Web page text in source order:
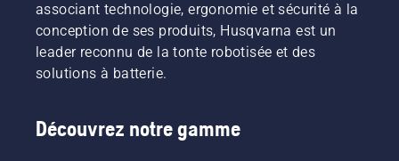
associant technologie, ergonomie et sécurité à la
conception de ses produits, Husqvarna est un
leader reconnu de la tonte robotisée et des
solutions à batterie.
Découvrez notre gamme